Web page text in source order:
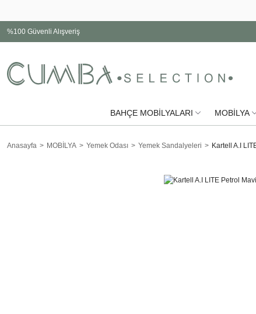
%100 Güvenli Alışveriş
BAHÇE MOBİLYALARI MOBİLYA
Anasayfa MOBİLYA Yemek Odası Yemek Sandalyeleri Kartell A.I